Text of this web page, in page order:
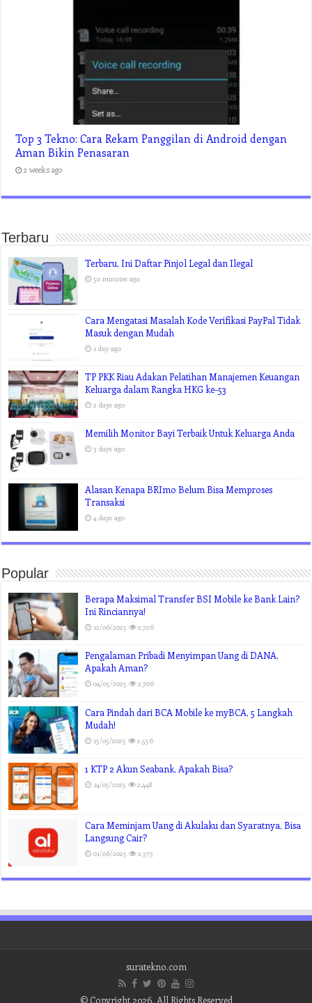
Top 3 Tekno: Cara Rekam Panggilan di Android dengan
Aman Bikin Penasaran
2 weeks ago
Terbaru
Terbaru, Ini Daftar Pinjol Legal dan Ilegal
50 minutes ago
Cara Mengatasi Masalah Kode Verifikasi PayPal Tidak
Masuk dengan Mudah
1 day ago
TP PKK Riau Adakan Pelatihan Manajemen Keuangan
Keluarga dalam Rangka HKG ke-53
2 days ago
Memilih Monitor Bayi Terbaik Untuk Keluarga Anda
3 days ago
Alasan Kenapa BRImo Belum Bisa Memproses
Transaksi
4 days ago
Popular
Berapa Maksimal Transfer BSI Mobile ke Bank Lain?
Ini Rinciannya!
12/06/2025 2,726
Pengalaman Pribadi Menyimpan Uang di DANA,
Apakah Aman?
04/05/2025 2,706
Cara Pindah dari BCA Mobile ke myBCA, 5 Langkah
Mudah!
15/05/2025 2,556
1 KTP 2 Akun Seabank, Apakah Bisa?
14/05/2025 2,448
Cara Meminjam Uang di Akulaku dan Syaratnya, Bisa
Langsung Cair?
01/06/2025 2,373
suratekno.com
© Copyright 2026, All Rights Reserved